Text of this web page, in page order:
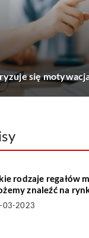
się
rodzaje regałów
znaleźć na
03-2023